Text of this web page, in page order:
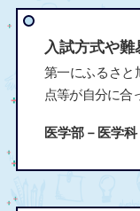
入試方式や難
第一にふるさと
点等が自分に合
医学部－医学科